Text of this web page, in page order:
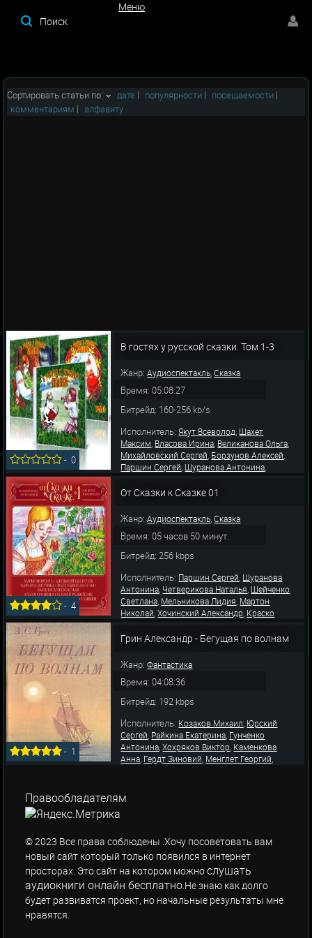
Меню
Сортировать статьи по: дате | популярности | посещаемости |
комментариям | алфавиту
-0
В гостях у русской сказки. Том 1-3
Жанр:Аудиоспектакль,Сказка
Время: 05:08:27
Битрейд: 160-256 kb/s
Исполнитель:Якут Всеволод, Шахет
Максим, Власова Ирина, Великанова Ольга,
Михайловский Сергей, Борзунов Алексей,
Паршин Сергей, Шуранова Антонина,
Марушина Нина,Лебедев Михаил
Виктори
-4
От Сказки к Сказке 01
Жанр:Аудиоспектакль,Сказка
Время: 05 часов 50 минут.
Битрейд: 256 kbps
Исполнитель: Паршин Сергей, Шуранова
Антонина, Четверикова Наталья, Шейченко
Светлана, Мельникова Лидия, Мартон
Николай,Хочинский Александр, Краско
Мария,Мамаева Нина,Адасинский Даня,
Тихомирова
- 1
Грин Александр - Бегущая по волнам
Жанр:Фантастика
Время: 04:08:36
Битрейд: 192 kbps
Исполнитель: Козаков Михаил, Юрский
Сергей, Райкина Екатерина, Гунченко
Антонина,Хохряков Виктор, Каменкова
Анна, Гердт Зиновий, Менглет Георгий,
Цейц Сергей
Правообладателям
© 2023 Все права соблюдены .Хочу посоветовать вам
новый сайт который только появился в интернет
просторах. Это сайт на котором можнослушать
аудиокниги онлайн бесплатно.Не знаю как долго
будет развиватся проект, но начальные результаты мне
нравятся.